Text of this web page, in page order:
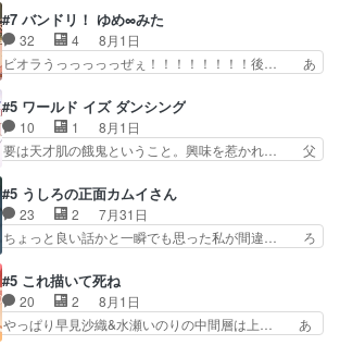
過去には同情の言葉しか…シ… 奥様に悲しい過
去…萌え袖が可愛いね、と思… ドレゲネとシタ
ラ、2人だけの同盟が結成さ…
とメスってて何この可愛い生物。クラス… 付き合
い始めたら始めたでまた違った悩みが… と一歩ず
つ踏み出す黒絵ちゃん微笑ま新汰の… ツインテー
ルが可愛いお茶目な妹ちゃんです… しかも過去も
らっしゃるからかしらお顔が… 黒絵「怪獣に憧れ
るのはいいけど自分自身が… 素の自分はどちらな
のかはまだ不明だが見せ…
#7 バンドリ！ ゆめ∞みた
32 4
8月1日
ビオラうっっっっっぜぇ！！！！！！！！後… あ
ラが悪魔すぎて気分が悪くなってきたこ… 声優ま
とめました(７話まで)仲町あられ/… ビオラの策略
がバッチリ嵌って最高wwwこ… 自信あれば評価
なんて気にしないし、充実し… ・バーチャルだけ
け？と思ったら歌唱シーン… の、らいぶシーン
＿!!­­--­­--­… それだけでええやん！！しかし、ビオラ
が仕…
#5 ワールド イズ ダンシング
10 1
8月1日
要は天才肌の餓鬼ということ。興味を惹かれ… 父
の鬼夜叉と田楽の増次郎。小さないざこ… 着眼点
は良くとも、先鋭的すぎるのか。芸能… 鬼夜叉は
石也と共に観世座をあとにし、三条… 観世座を離
れ、三条坊門御所で日々を送る鬼… 「お前(鬼夜
子舞勝負。鬼夜叉は猫の動き… 登場人物の我が強
い。新しい獅子舞に拘って… 第５話を
primevideoで視聴しまし…
#5 うしろの正面カムイさん
23 2
7月31日
ちょっと良い話かと一瞬でも思った私が間違… ろ
も1日お疲れ様でした～───昨晩～今… 幼女に拾
われたお市ちゃんの恩返し。化け猫… 役にて出演
させていただきました。ジョアン… トイ・ストー
リーみたいな始まり。流石に除… 猫相手になんで
#5 これ描いて死ね
20 2
8月1日
やっぱり早見沙織&水瀬いのりの中間層は上… あ